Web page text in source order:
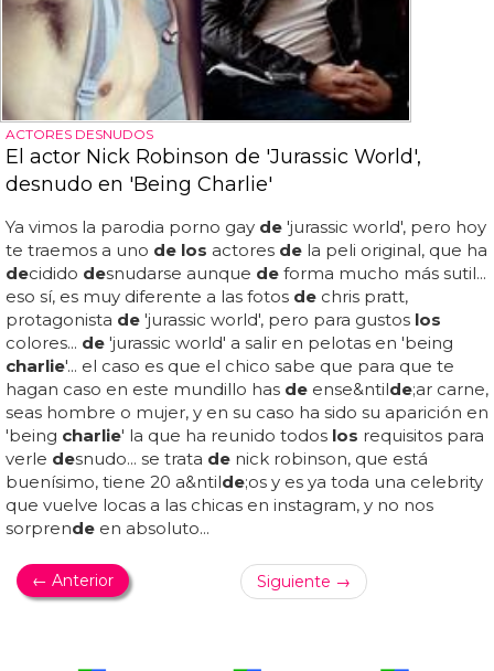
ACTORES DESNUDOS
El actor Nick Robinson de 'Jurassic World',
desnudo en 'Being Charlie'
Ya vimos la parodia porno gay de 'jurassic world', pero hoy
te traemos a uno de los actores de la peli original, que ha
decidido desnudarse aunque de forma mucho más sutil...
eso sí, es muy diferente a las fotos de chris pratt,
protagonista de 'jurassic world', pero para gustos los
colores... de 'jurassic world' a salir en pelotas en 'being
charlie'... el caso es que el chico sabe que para que te
hagan caso en este mundillo has de ense&ntilde;ar carne,
seas hombre o mujer, y en su caso ha sido su aparición en
'being charlie' la que ha reunido todos los requisitos para
verle desnudo... se trata de nick robinson, que está
buenísimo, tiene 20 a&ntilde;os y es ya toda una celebrity
que vuelve locas a las chicas en instagram, y no nos
sorprende en absoluto...
← Anterior Siguiente →